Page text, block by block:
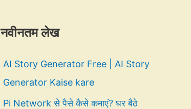
नवीनतम लेख
AI Story Generator Free | AI Story
Generator Kaise kare
Pi Network से पैसे कैसे कमाएं? घर बैठे